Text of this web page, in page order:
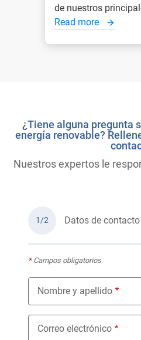
de nuestros
Read more
¿Tiene alguna pregunta
energía renovable?
Nuestros expertos le
1/2 Datos de contacto
*Campos obligatorios
Nombre y apellido
Correo electrónico